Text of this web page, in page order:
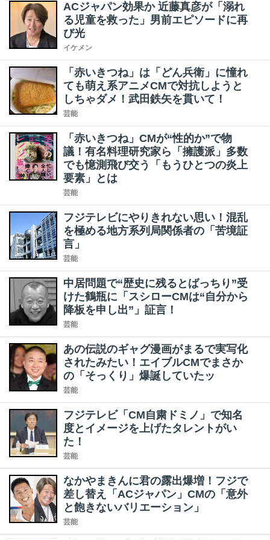
ACジャパン効果か 近藤真彦が「溺れ
る児童を救った」男前エピソードに再
び光
イケメン
「赤いきつね」は「どん兵衛」に憧れ
ても萌え系アニメCMで対抗しようと
しちゃダメ！武田鉄矢を貫いて！
芸能
「赤いきつね」CMが“性的か”で物
議！有名料理研究家ら「擁護派」多数
でも憶測飛び交う「もうひとつの炎上
要素」とは
芸能
フジテレビにやりきれない思い！混乱
を極める地方系列局関係者の「苦境証
言」
芸能
中居問題で“歴史に残るとばっちり”受
けた鶴瓶に「スシローCMは“自分から
降板を申し出”」証言！
芸能
あの伝説のギャグ漫画がまるで実写化
されたみたい！エイブルCMでまさか
の「そっくり」爆誕していたッ
芸能
フジテレビ「CM自粛ドミノ」で知名
度とイメージを上げたタレントがい
た！
芸能
なかやまきんに君の露出爆増！フジで
差し替え「ACジャパン」CMの「意外
と飽きないバリエーション」
芸能